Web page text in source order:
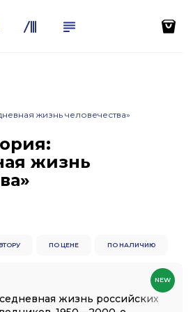
жизнь человечества»
жизнь
ПО ЦЕНЕ ПО НАЛИЧИЮ
жизнь российских
NEW